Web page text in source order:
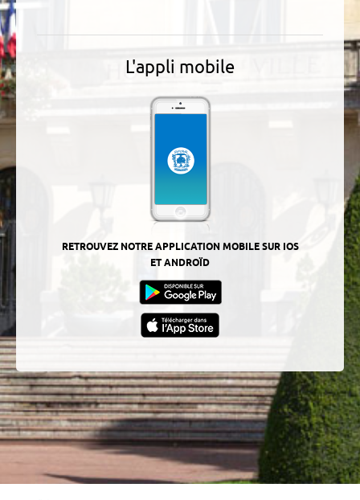
L'appli mobile
RETROUVEZ NOTRE APPLICATION MOBILE SUR IOS
ET ANDROÏD